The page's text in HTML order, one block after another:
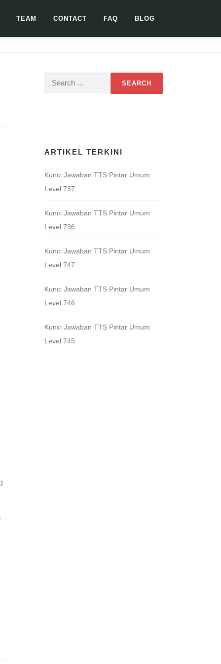
TEAM CONTACT FAQ BLOG
Search
ARTIKEL TERKINI
Kunci Jawaban TTS Pintar Umum
Level 737
Kunci Jawaban TTS Pintar Umum
Level 736
Kunci Jawaban TTS Pintar Umum
Level 747
Kunci Jawaban TTS Pintar Umum
Level 746
Kunci Jawaban TTS Pintar Umum
Level 745